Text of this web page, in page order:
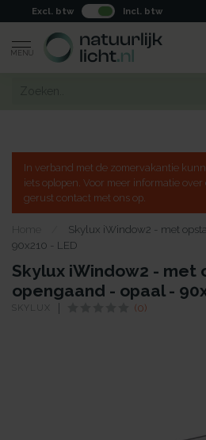
Excl. btw Incl. btw
MENU
In verband met de zomervakantie
iets oplopen. Voor meer informatie
gerust contact met ons op.
Home
Skylux iWindow2 - met
90x210 - LED
Skylux iWindow2 - met
opengaand - opaal -
SKYLUX (0)